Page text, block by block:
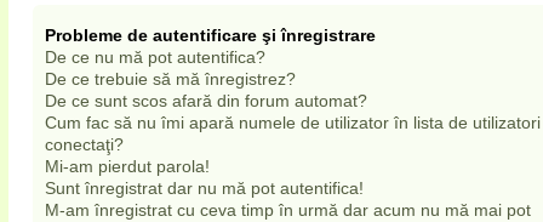
Probleme de autentificare şi înregistrare
De ce nu mă pot autentifica?
De ce trebuie să mă înregistrez?
De ce sunt scos afară din forum automat?
Cum fac să nu îmi apară numele de utilizator în lista de utilizatori
conectaţi?
Mi-am pierdut parola!
Sunt înregistrat dar nu mă pot autentifica!
M-am înregistrat cu ceva timp în urmă dar acum nu mă mai pot